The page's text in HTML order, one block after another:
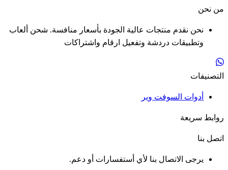
من نحن
نحن نقدم منتجات عالية الجودة بأسعار منافسة. شحن ألعاب
وتطبيقات دردشة وتفعيل ارقام واشتراكات
التصنيفات
أدوات السوفت وير
روابط سريعة
اتصل بنا
يرجى الاتصال بنا لأي أستفسارات أو دعم.